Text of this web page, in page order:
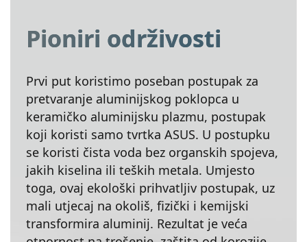
Pioniri održivosti
Prvi put koristimo poseban postupak za
pretvaranje aluminijskog poklopca u
keramičko aluminijsku plazmu, postupak
koji koristi samo tvrtka ASUS. U postupku
se koristi čista voda bez organskih spojeva,
jakih kiselina ili teških metala. Umjesto
toga, ovaj ekološki prihvatljiv postupak, uz
mali utjecaj na okoliš, fizički i kemijski
transformira aluminij. Rezultat je veća